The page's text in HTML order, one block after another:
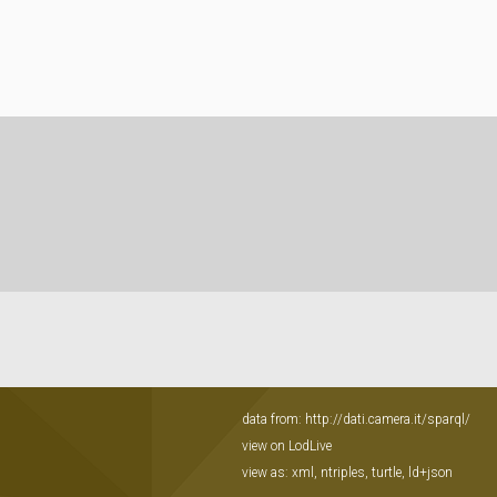
data from: http://dati.camera.it/sparql/
view on LodLive
view as: xml , ntriples, turtle, ld+json